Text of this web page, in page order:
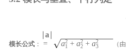
模长公式：
a
=
a1
2 + a2
2 + a3
2 （由